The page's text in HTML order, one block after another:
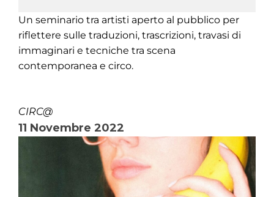
Un seminario tra artisti aperto al pubblico per
riflettere sulle traduzioni, trascrizioni, travasi di
immaginari e tecniche tra scena
contemporanea e circo.
CIRC@
11 Novembre 2022